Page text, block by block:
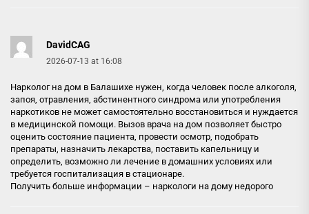
DavidCAG
2026-07-13 at 16:08
Нарколог на дом в Балашихе нужен, когда человек после алкоголя,
запоя, отравления, абстинентного синдрома или употребления
наркотиков не может самостоятельно восстановиться и нуждается
в медицинской помощи. Вызов врача на дом позволяет быстро
оценить состояние пациента, провести осмотр, подобрать
препараты, назначить лекарства, поставить капельницу и
определить, возможно ли лечение в домашних условиях или
требуется госпитализация в стационаре.
Получить больше информации – наркологи на дому недорого